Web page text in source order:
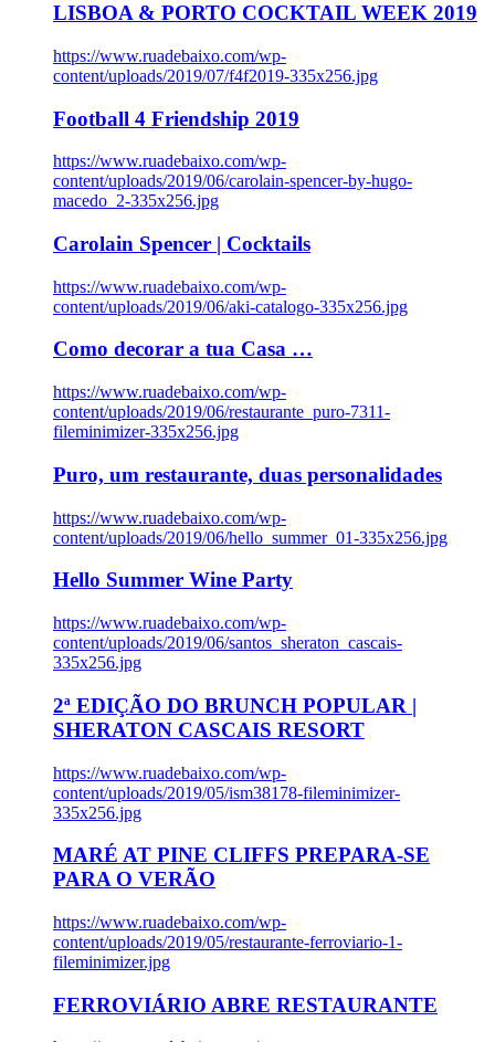
LISBOA & PORTO COCKTAIL WEEK 2019
https://www.ruadebaixo.com/wp-
content/uploads/2019/07/f4f2019-335x256.jpg
Football 4 Friendship 2019
https://www.ruadebaixo.com/wp-
content/uploads/2019/06/carolain-spencer-by-hugo-
macedo_2-335x256.jpg
Carolain Spencer | Cocktails
https://www.ruadebaixo.com/wp-
content/uploads/2019/06/aki-catalogo-335x256.jpg
Como decorar a tua Casa …
https://www.ruadebaixo.com/wp-
content/uploads/2019/06/restaurante_puro-7311-
fileminimizer-335x256.jpg
Puro, um restaurante, duas personalidades
https://www.ruadebaixo.com/wp-
content/uploads/2019/06/hello_summer_01-335x256.jpg
Hello Summer Wine Party
https://www.ruadebaixo.com/wp-
content/uploads/2019/06/santos_sheraton_cascais-
335x256.jpg
2ª EDIÇÃO DO BRUNCH POPULAR |
SHERATON CASCAIS RESORT
https://www.ruadebaixo.com/wp-
content/uploads/2019/05/ism38178-fileminimizer-
335x256.jpg
MARÉ AT PINE CLIFFS PREPARA-SE
PARA O VERÃO
https://www.ruadebaixo.com/wp-
content/uploads/2019/05/restaurante-ferroviario-1-
fileminimizer.jpg
FERROVIÁRIO ABRE RESTAURANTE